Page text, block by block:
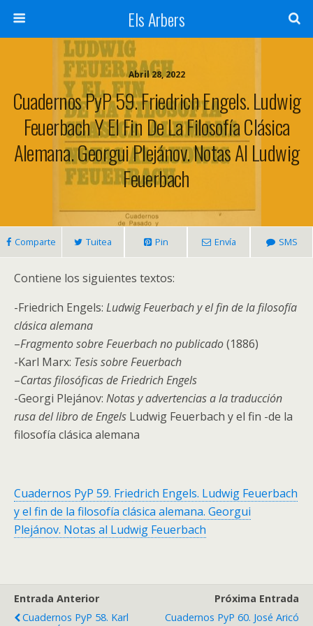
Els Arbers
Abril 28, 2022
Cuadernos PyP 59. Friedrich Engels. Ludwig
Feuerbach Y El Fin De La Filosofía Clásica
Alemana. Georgui Plejánov. Notas Al Ludwig
Feuerbach
Comparte Tuitea Pin Envía SMS
Contiene los siguientes textos:
-Friedrich Engels: Ludwig Feuerbach y el fin de la filosofía
clásica alemana
–Fragmento sobre Feuerbach no publicado(1886)
-Karl Marx: Tesis sobre Feuerbach
–Cartas filosóficas de Friedrich Engels
-Georgi Plejánov: Notas y advertencias a la traducción
rusa del libro de Engels Ludwig Feuerbach y el fin -de la
filosofía clásica alemana
Cuadernos PyP 59. Friedrich Engels. Ludwig Feuerbach
y el fin de la filosofía clásica alemana. Georgui
Plejánov. Notas al Ludwig Feuerbach
Entrada Anterior
Cuadernos PyP 58. Karl
Próxima Entrada
Cuadernos PyP 60. José Aricó